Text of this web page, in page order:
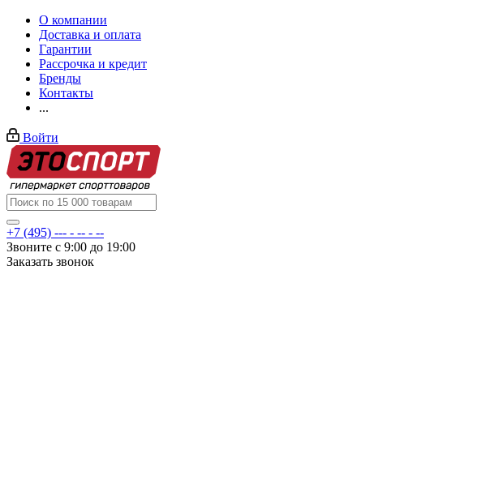
О компании
Доставка и оплата
Гарантии
Рассрочка и кредит
Бренды
Контакты
...
Войти
+7 (495) --- - -- - --
Звоните с 9:00 до 19:00
Заказать звонок